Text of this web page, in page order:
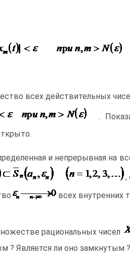
всех действительных
.
и непрерывная на
,
всех внутренних
рациональных чисел
? Является ли оно замкнутым ?